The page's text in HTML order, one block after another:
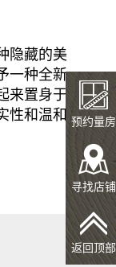
隐藏的美
一种全新
来置身于
性和温和 预约量房
寻找店铺
返回顶部